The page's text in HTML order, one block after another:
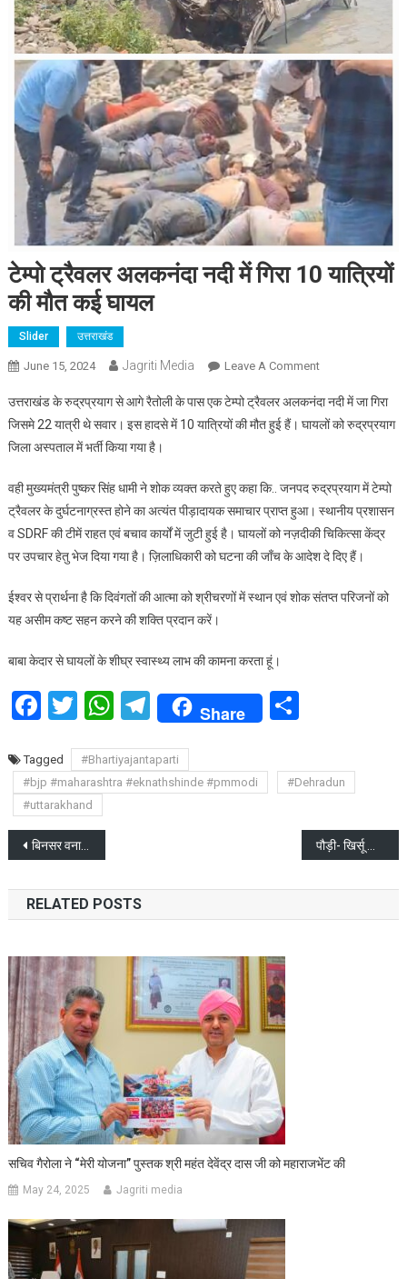
टेम्पो ट्रैवलर अलकनंदा नदी में गिरा 10 यात्रियों
की मौत कई घायल
Slider उत्तराखंड
June 15, 2024 Jagriti Media Leave A CommentOn
ट्रैवलर
अलकनंदा
गिरा
10
यात्रियों
की
कई
उत्तराखंड के रुद्रप्रयाग से आगे रैतोली के पास एक टेम्पो ट्रैवलर अलकनंदा नदी में जा गिरा
जिसमे 22 यात्री थे सवार। इस हादसे में 10 यात्रियों की मौत हुई हैं। घायलों को रुद्रप्रयाग
जिला अस्पताल में भर्ती किया गया है।
वही मुख्यमंत्री पुष्कर सिंह धामी ने शोक व्यक्त करते हुए कहा कि.. जनपद रुद्रप्रयाग में टेम्पो
ट्रैवलर के दुर्घटनाग्रस्त होने का अत्यंत पीड़ादायक समाचार प्राप्त हुआ। स्थानीय प्रशासन
व SDRF की टीमें राहत एवं बचाव कार्यों में जुटी हुई है। घायलों को नज़दीकी चिकित्सा केंद्र
पर उपचार हेतु भेज दिया गया है। ज़िलाधिकारी को घटना की जाँच के आदेश दे दिए हैं।
ईश्वर से प्रार्थना है कि दिवंगतों की आत्मा को श्रीचरणों में स्थान एवं शोक संतप्त परिजनों को
यह असीम कष्ट सहन करने की शक्ति प्रदान करें।
बाबा केदार से घायलों के शीघ्र स्वास्थ्य लाभ की कामना करता हूं।
Facebook
Twitter
WhatsApp
Telegram
Share Share
Tagged
#Bhartiyajantaparti
#bjp #maharashtra #eknathshinde #pmmodi
#Dehradun
#uttarakhand
Post
navigation
बिनसर वनाग्नि कांड को लेकर सीएम धामी ने दो आईएफएस अधिकारियों पर कर कड़ी कार्यवाही पौड़ी- खिर्सू चौबट्टा में वाहन दुर्घटनाग्रस्त, चार की मृत्यु , SDRF ने किया रेस्क्यू
RELATED POSTS
सचिव गैरोला ने “मेरी योजना” पुस्तक श्री महंत देवेंद्र दास जी को महाराजभेंट की
May 24, 2025 Jagriti media